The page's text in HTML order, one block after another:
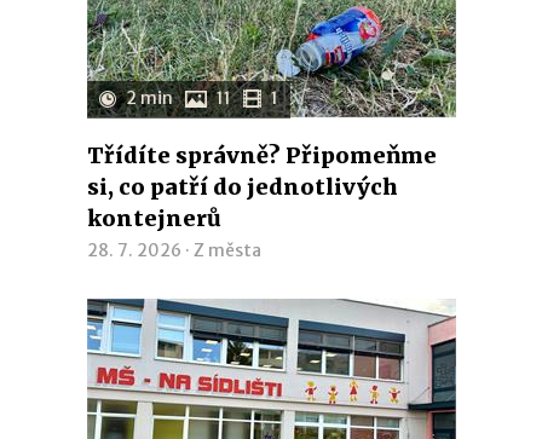
2 min 11 1
Třídíte správně? Připomeňme
si, co patří do jednotlivých
kontejnerů
28. 7. 2026 · Z města